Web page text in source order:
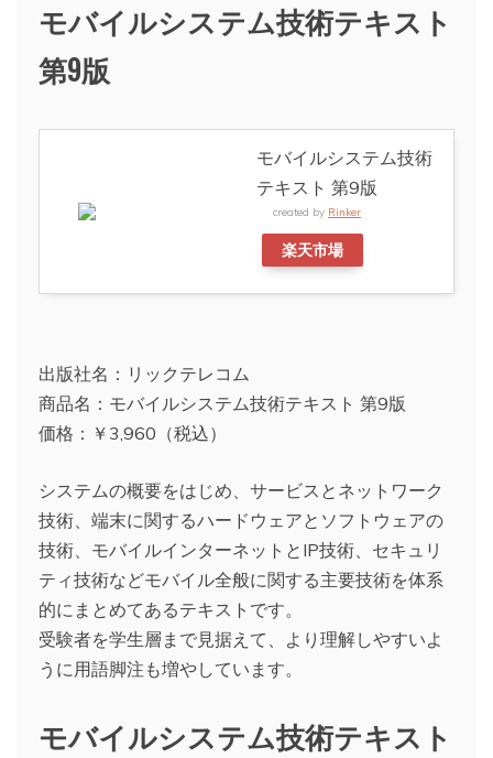
モバイルシステム技術テキスト
第9版
モバイルシステム技術
テキスト 第9版
created by Rinker
楽天市場
出版社名：リックテレコム
商品名：モバイルシステム技術テキスト 第9版
価格：￥3,960（税込）
システムの概要をはじめ、サービスとネットワーク
技術、端末に関するハードウェアとソフトウェアの
技術、モバイルインターネットとIP技術、セキュリ
ティ技術などモバイル全般に関する主要技術を体系
的にまとめてあるテキストです。
受験者を学生層まで見据えて、より理解しやすいよ
うに用語脚注も増やしています。
モバイルシステム技術テキスト